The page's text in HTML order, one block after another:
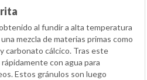
al fundir a alta temperatura
mezcla de materias primas como
carbonato cálcico. Tras este
con agua para
Estos gránulos son luego